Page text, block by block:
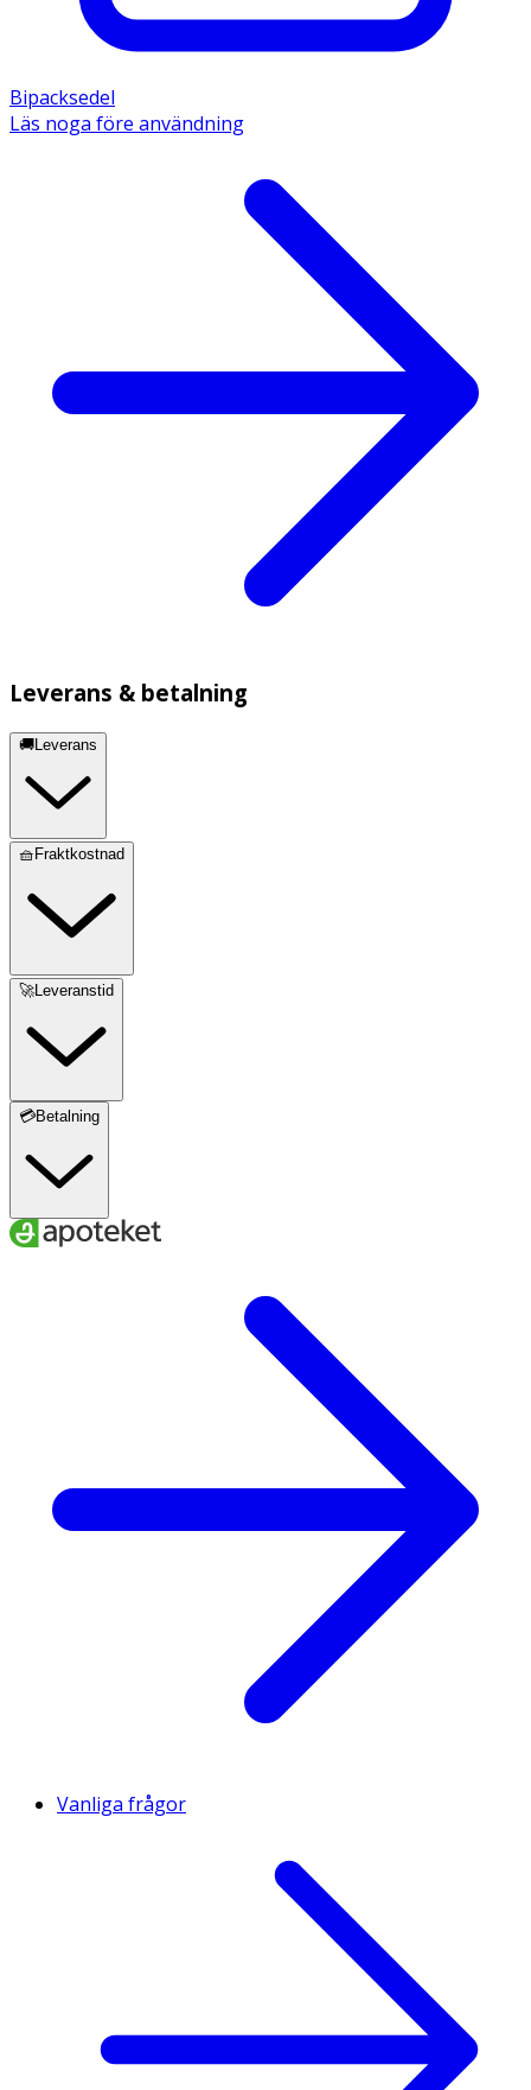
Bipacksedel
Läs noga före användning
Leverans & betalning
🚚Leverans
🧺Fraktkostnad
🚀Leveranstid
💳Betalning
Vanliga frågor